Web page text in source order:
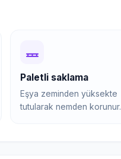
Paletli saklama
Eşya zeminden yüksekte
tutularak nemden korunur.